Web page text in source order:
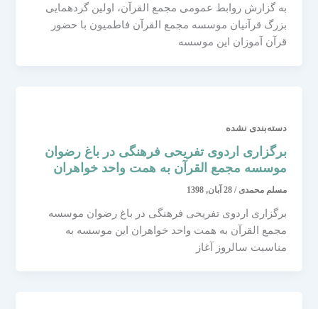
به گزارش روابط عمومی مجمع القرآن، اولین گردهمایی
بزرگ قرآنیان موسسه مجمع القرآن فاطمیون با حضور
قرآن آموزان این موسسه
دسته‌بندی نشده
برگزاری اردوی تفریحی فرهنگی در باغ رضوان
موسسه مجمع القرآن به همت واحد خواهران
مسلم محمدی/28 آبان, 1398
برگزاری اردوی تفریحی فرهنگی در باغ رضوان موسسه
مجمع القرآن به همت واحد خواهران این موسسه به
مناسبت سالروز آغاز